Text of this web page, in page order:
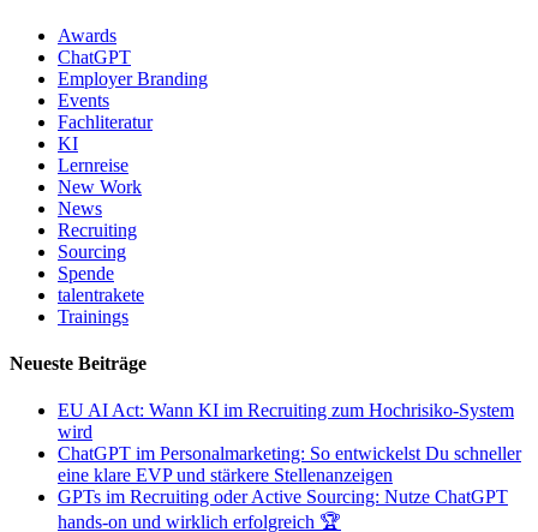
Awards
ChatGPT
Employer Branding
Events
Fachliteratur
KI
Lernreise
New Work
News
Recruiting
Sourcing
Spende
talentrakete
Trainings
Neueste Beiträge
EU AI Act: Wann KI im Recruiting zum Hochrisiko-System
wird
ChatGPT im Personalmarketing: So entwickelst Du schneller
eine klare EVP und stärkere Stellenanzeigen
GPTs im Recruiting oder Active Sourcing: Nutze ChatGPT
hands-on und wirklich erfolgreich 🏆